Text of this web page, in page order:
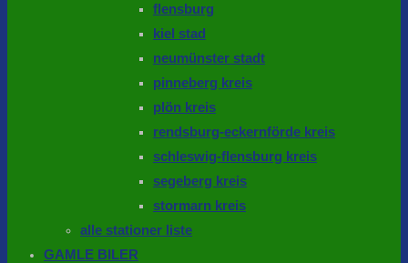
flensburg
kiel stad
neumünster stadt
pinneberg kreis
plön kreis
rendsburg-eckernförde kreis
schleswig-flensburg kreis
segeberg kreis
stormarn kreis
alle stationer liste
GAMLE BILER